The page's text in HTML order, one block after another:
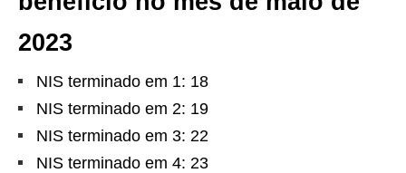
2023
NIS terminado em 1: 18
NIS terminado em 2: 19
NIS terminado em 3: 22
NIS terminado em 4: 23